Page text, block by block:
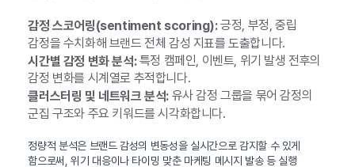
감정 스코어링(sentiment scoring):긍정, 부정, 중립
감정을 수치화해 브랜드 전체 감성 지표를 도출합니다.
시간별 감정 변화 분석:특정 캠페인, 이벤트, 위기 발생 전후의
감정 변화를 시계열로 추적합니다.
클러스터링 및 네트워크 분석:유사 감정 그룹을 묶어 감정의
군집 구조와 주요 키워드를 시각화합니다.
정량적 분석은 브랜드 감성의 변동성을 실시간으로 감지할 수 있게
함으로써, 위기 대응이나 타이밍 맞춘 마케팅 메시지 발송 등 실행